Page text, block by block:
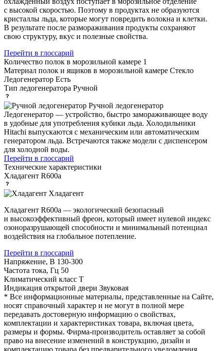
с высокой скоростью. Поэтому в продуктах не образуются
кристаллы льда, которые могут повредить волокна и клетки.
В результате после размораживания продукты сохраняют
свою структуру, вкус и полезные свойства.
Перейти в глоссарий
Количество полок в морозильной камере 1
Материал полок и ящиков в морозильной камере Стекло
Ледогенератор Есть
Тип ледогенератора Ручной
Ручной ледогенератор
Ледогенератор — устройство, быстро замораживающее воду
в удобные для употребления кубики льда. Холодильники
Hitachi выпускаются с механическим или автоматическим
генератором льда. Встречаются также модели с диспенсером
для холодной воды.
Перейти в глоссарий
Технические характеристики
Хладагент R600a
Хладагент
Хладагент R600a — экологический безопасный
и высокоэффективный фреон, который имеет нулевой индекс
озоноразрушающей способности и минимальный потенциал
воздействия на глобальное потепление.
Перейти в глоссарий
Напряжение, В 130-300
Частота тока, Гц 50
Климатический класс T
Индикация открытой двери Звуковая
* Все информационные материалы, представленные на Сайте,
носят справочный характер и не могут в полной мере
передавать достоверную информацию о свойствах,
комплектации и характеристиках товара, включая цвета,
размеры и формы. Фирма-производитель оставляет за собой
право на внесение изменений в конструкцию, дизайн и
комплектацию товара без предварительного уведомления.